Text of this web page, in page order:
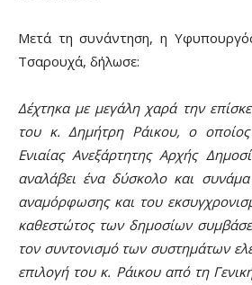
Μετά τη συνάντηση, η
Τσαρουχά, δήλωσε:
Δέχτηκα με μεγάλη χαρά την
του κ. Δημήτρη Ράικου, ο
Ενιαίας Ανεξάρτητης Αρχής
αναλάβει ένα δύσκολο και
αναμόρφωσης και του
καθεστώτος των δημοσίων
τον συντονισμό των συστημάτων
επιλογή του κ. Ράικου από τη